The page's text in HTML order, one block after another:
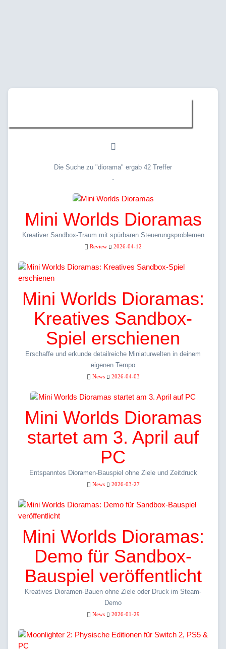
Die Suche zu "diorama" ergab 42 Treffer
.
Mini Worlds Dioramas
Kreativer Sandbox-Traum mit spürbaren Steuerungsproblemen
Review 2026-04-12
Mini Worlds Dioramas:
Kreatives Sandbox-
Spiel erschienen
Erschaffe und erkunde detailreiche Miniaturwelten in deinem
eigenen Tempo
News 2026-04-03
Mini Worlds Dioramas
startet am 3. April auf
PC
Entspanntes Dioramen-Bauspiel ohne Ziele und Zeitdruck
News 2026-03-27
Mini Worlds Dioramas:
Demo für Sandbox-
Bauspiel veröffentlicht
Kreatives Dioramen-Bauen ohne Ziele oder Druck im Steam-
Demo
News 2026-01-29